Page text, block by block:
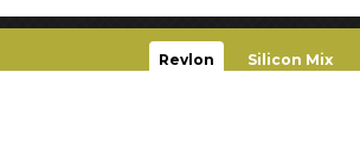
Revlon Silicon Mix